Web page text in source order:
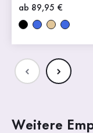
Neuer Preis
ab 89,95 €
Weitere